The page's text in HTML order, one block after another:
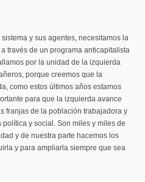
y sus agentes, necesitamos la
través de un programa anticapitalista
por la unidad de la izquierda
porque creemos que la
como estos últimos años estamos
para que la izquierda avance
franjas de la población trabajadora y
y social. Son miles y miles de
y de nuestra parte hacemos los
y para ampliarla siempre que sea